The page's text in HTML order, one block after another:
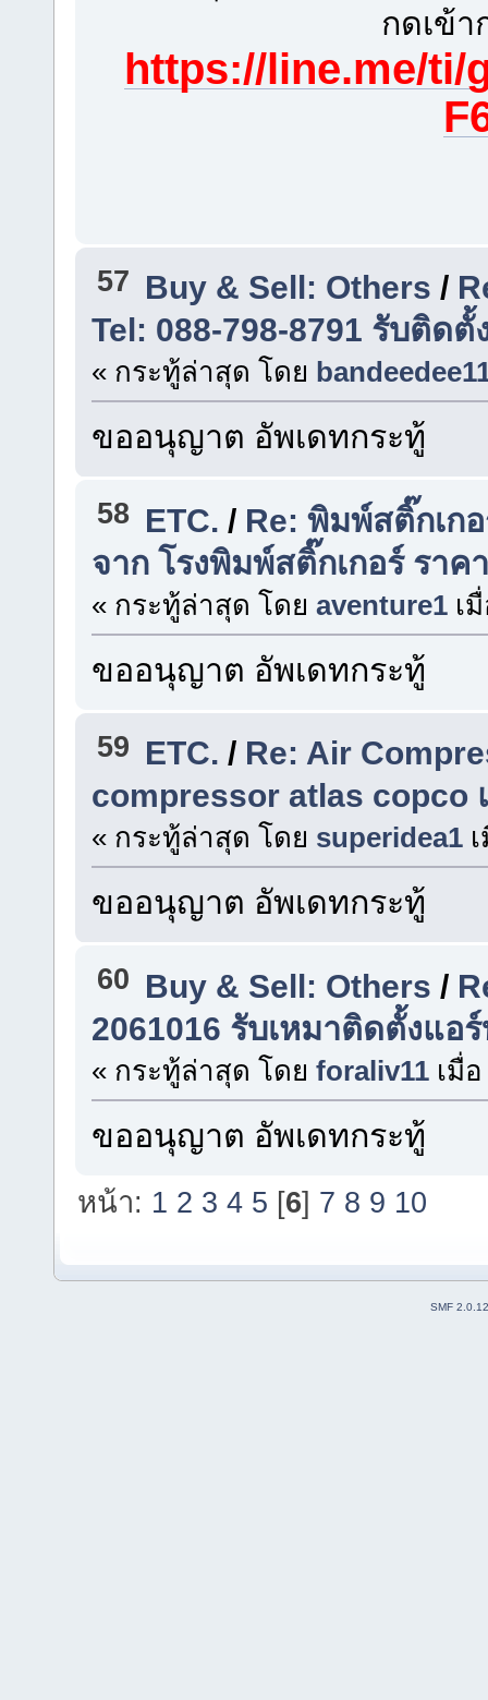
กดเข้า
https://line.me/ti/
57 Buy & Sell: Others /
Tel: 088-798-8791 รับติดตั้
« กระทู้ล่าสุด โดย
ขออนุญาต อัพเดทกระทู้
58 ETC. / Re: พิมพ์สติ๊กเก
จาก โรงพิมพ์สติ๊กเกอร์ ราค
« กระทู้ล่าสุด โดย aventure1 เ
ขออนุญาต อัพเดทกระทู้
59 ETC. / Re: Air
compressor atlas
« กระทู้ล่าสุด โดย superidea1
ขออนุญาต อัพเดทกระทู้
60 Buy & Sell: Others /
2061016 รับเหมาติดตั้งแอ
« กระทู้ล่าสุด โดย foraliv11 เมื่อ
ขออนุญาต อัพเดทกระทู้
หน้า: 1 2 3 4 5 [6] 7 8 9 10
SMF 2.0.12